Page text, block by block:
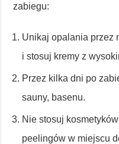
zabiegu:
Unikaj opalania przez
i stosuj kremy z
Przez kilka dni po
sauny, basenu.
Nie stosuj
peelingów w miejscu